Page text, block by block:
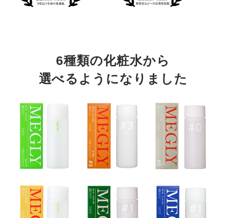
6種類の化粧水から
選べるようになりました